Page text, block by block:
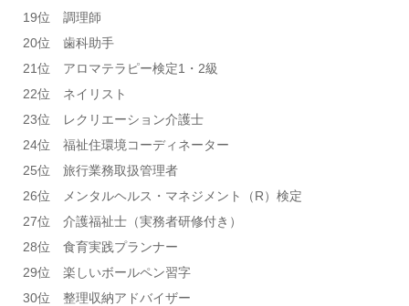
19位 調理師
20位 歯科助手
21位 アロマテラピー検定1・2級
22位 ネイリスト
23位 レクリエーション介護士
24位 福祉住環境コーディネーター
25位 旅行業務取扱管理者
26位 メンタルヘルス・マネジメント（R）検定
27位 介護福祉士（実務者研修付き）
28位 食育実践プランナー
29位 楽しいボールペン習字
30位 整理収納アドバイザー